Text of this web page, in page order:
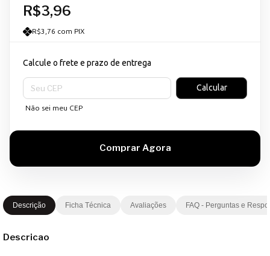
R$3,96
R$3,76 com PIX
Calcule o frete e prazo de entrega
Entregas para o CEP:
Calcular
Não sei meu CEP
Descrição Ficha Técnica Avaliações FAQ - Perguntas e
Descricao